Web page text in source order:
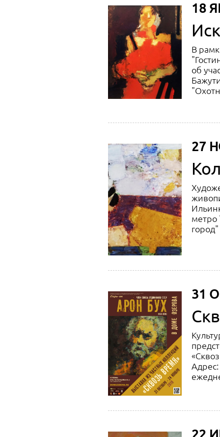
18
В
об
27
метро
город"
31